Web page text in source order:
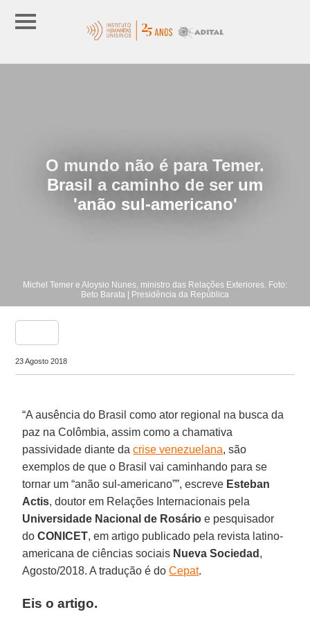
O mundo não é para Temer.
Brasil a caminho de ser um
'anão sul-americano'
Michel Temer e Aloysio Nunes, ministro das Relações Exteriores. Foto:
Beto Barata | Presidência da República
23 Agosto 2018
“A ausência do Brasil como ator regional na busca da
paz na Colômbia, assim como a chamativa
passividade diante dacrise venezuelana, são
exemplos de que o Brasil vai caminhando para se
tornar um “anão sul-americano””, escreve Esteban
Actis, doutor em Relações Internacionais pela
Universidade Nacional de Rosário e pesquisador
doCONICET, em artigo publicado pela revista latino-
americana de ciências sociais Nueva Sociedad ,
Agosto/2018. A tradução é doCepat.
Eis o artigo.